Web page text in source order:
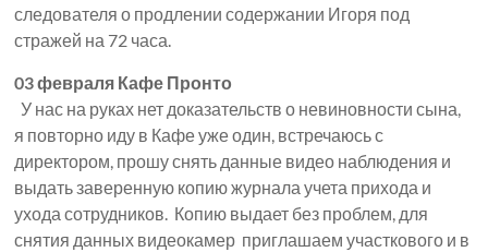
следователя о продлении содержании Игоря под
стражей на 72 часа.
03 февраля Кафе Пронто
У нас на руках нет доказательств о невиновности сына,
я повторно иду в Кафе уже один, встречаюсь с
директором, прошу снять данные видео наблюдения и
выдать заверенную копию журнала учета прихода и
ухода сотрудников. Копию выдает без проблем, для
снятия данных видеокамер приглашаем участкового и в